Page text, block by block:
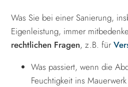
Was Sie bei einer Sanierung,
Eigenleistung, immer
rechtlichen Fragen, z.B. für
Was passiert, wenn die
Feuchtigkeit ins